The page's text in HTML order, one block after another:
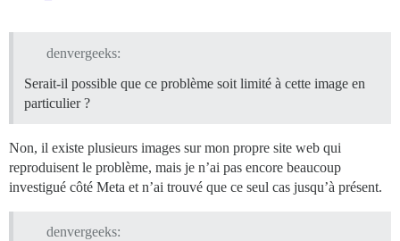
denvergeeks:
Serait-il possible que ce problème soit limité à cette image en
particulier ?
Non, il existe plusieurs images sur mon propre site web qui
reproduisent le problème, mais je n’ai pas encore beaucoup
investigué côté Meta et n’ai trouvé que ce seul cas jusqu’à présent.
denvergeeks: